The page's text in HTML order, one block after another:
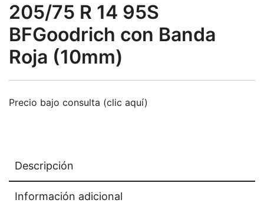
205/75 R 14 95S
BFGoodrich con Banda
Roja (10mm)
Precio bajo consulta (clic aquí)
Descripción
Información adicional